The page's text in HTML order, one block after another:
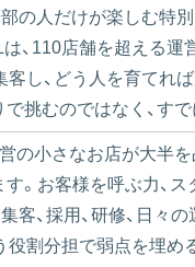
部の人だけが楽しむ
、110店舗を超える
客し、どう人を育て
挑むのではなく、す
の小さなお店が大半
。お客様を呼ぶ力、
客、採用、研修、日
役割分担で弱点を埋め